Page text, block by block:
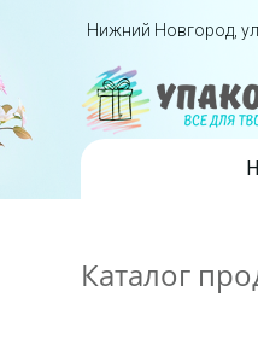
Перейти вниз
Нижний Новгород,
Skip to content
Каталог